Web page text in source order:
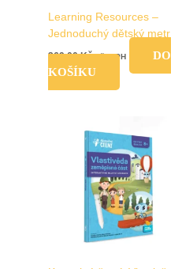
Learning Resources –
Jednoduchý dětský metr
369,00Kč vč. DPH
DO
KOŠÍKU